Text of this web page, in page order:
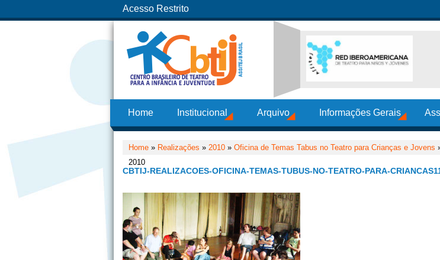
Acesso Restrito
Home Institucional Arquivo Informações Gerais
Home » Realizações » 2010 » Oficina de Temas Tabus no Teatro para Crianças e Jovens
2010
CBTIJ-REALIZACOES-OFICINA-TEMAS-TUBUS-NO-TEATRO-PARA-